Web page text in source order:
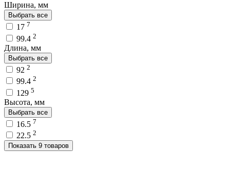
Ширина, мм
Выбрать все
17 7
99.4 2
Длина, мм
Выбрать все
92 2
99.4 2
129 5
Высота, мм
Выбрать все
16.5 7
22.5 2
Показать 9 товаров